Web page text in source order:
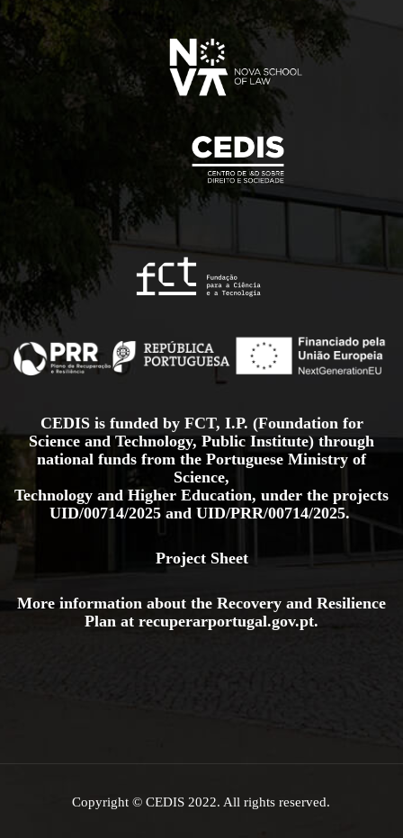
CEDIS is funded by FCT, I.P. (Foundation for
Science and Technology, Public Institute) through
national funds from the Portuguese Ministry of
Science,
Technology and Higher Education, under the projects
UID/00714/2025 and UID/PRR/00714/2025.
Project Sheet
More information about the Recovery and Resilience
Plan at recuperarportugal.gov.pt.
Copyright © CEDIS 2022. All rights reserved.